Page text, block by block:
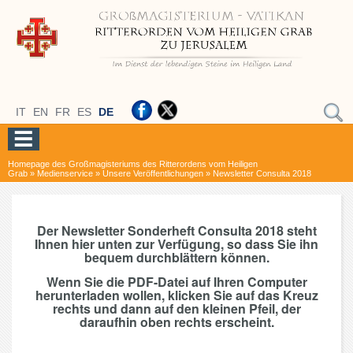
IT EN FR ES DE
Homepage des Großmagisteriums des Ritterordens vom Heiligen
Grab » Medienservice » Unsere Veröffentlichungen » Newsletter Consulta 2018
Der Newsletter Sonderheft Consulta 2018 steht
Ihnen hier unten zur Verfügung, so dass Sie ihn
bequem durchblättern können.
Wenn Sie die PDF-Datei auf Ihren Computer
herunterladen wollen, klicken Sie auf das Kreuz
rechts und dann auf den kleinen Pfeil, der
daraufhin oben rechts erscheint.